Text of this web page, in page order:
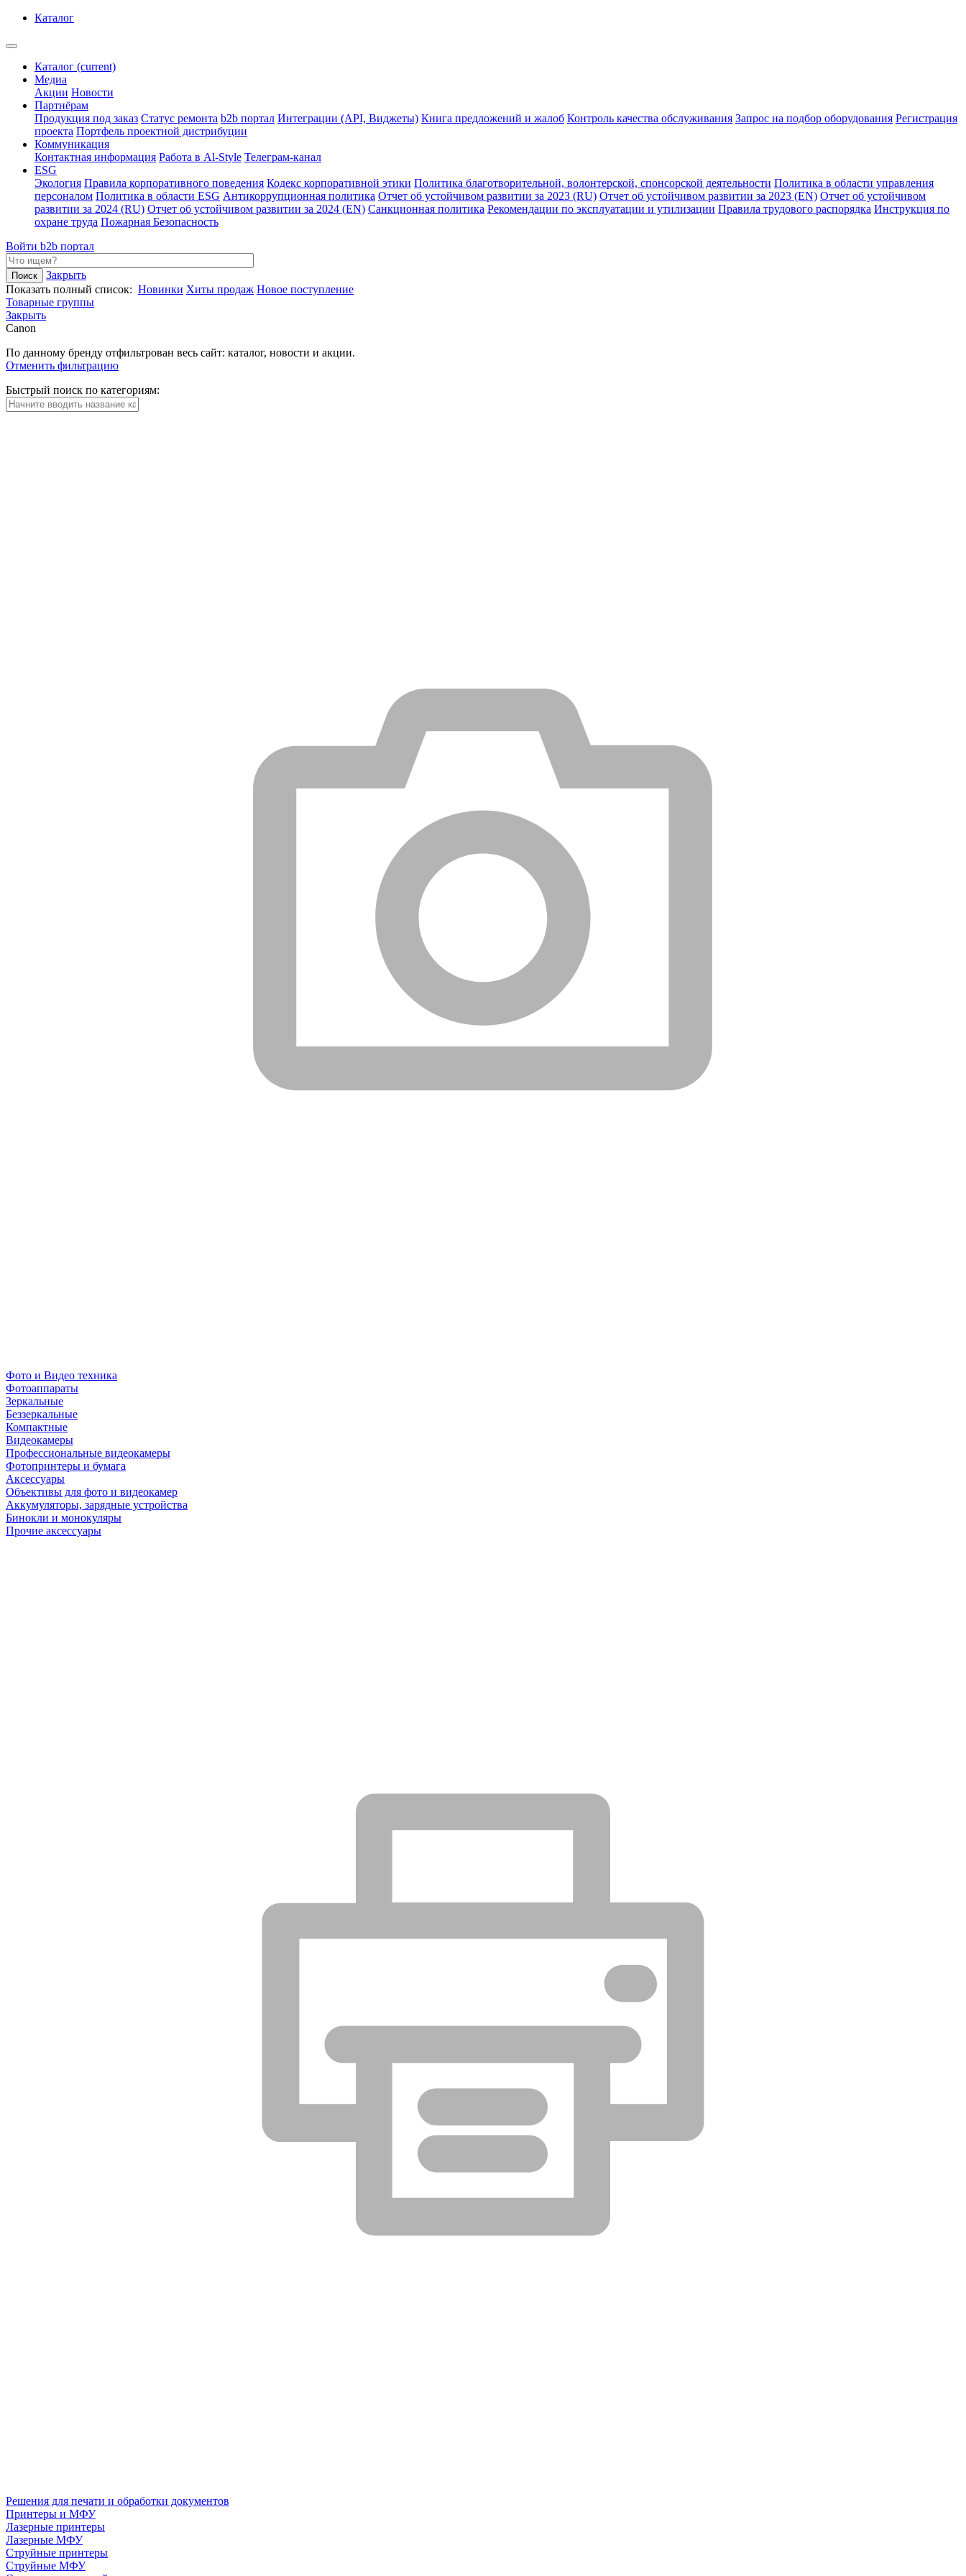
Каталог
Каталог (current)
Медиа
Акции Новости
Партнёрам
Продукция под заказ Статус ремонта b2b портал Интеграции (API, Виджеты) Книга предложений и жалоб Контроль качества обслуживания Запрос на подбор оборудования Регистрация
проекта Портфель проектной дистрибуции
Коммуникация
Контактная информация Работа в Al-Style Телеграм-канал
ESG
Экология Правила корпоративного поведения Кодекс корпоративной этики Политика благотворительной, волонтерской, спонсорской деятельности Политика в области управления
персоналом Политика в области ESG Антикоррупционная политика Отчет об устойчивом развитии за 2023 (RU) Отчет об устойчивом развитии за 2023 (EN) Отчет об устойчивом
развитии за 2024 (RU) Отчет об устойчивом развитии за 2024 (EN) Санкционная политика Рекомендации по эксплуатации и утилизации Правила трудового распорядка Инструкция по
охране труда Пожарная Безопасность
Войти b2b портал
Закрыть
Показать полный список: Новинки Хиты продаж Новое поступление
Товарные группы
Закрыть
Canon
По данному бренду отфильтрован весь сайт: каталог, новости и акции.
Отменить фильтрацию
Быстрый поиск по категориям:
Фото и Видео техника
Фотоаппараты
Зеркальные
Беззеркальные
Компактные
Видеокамеры
Профессиональные видеокамеры
Фотопринтеры и бумага
Аксессуары
Объективы для фото и видеокамер
Аккумуляторы, зарядные устройства
Бинокли и монокуляры
Прочие аксессуары
Решения для печати и обработки документов
Принтеры и МФУ
Лазерные принтеры
Лазерные МФУ
Струйные принтеры
Струйные МФУ